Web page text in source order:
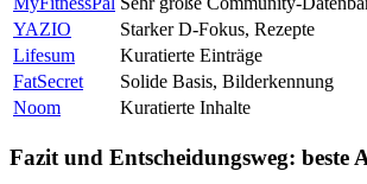
YAZIO
Starker D-Fokus, Rezepte
Lifesum
Kuratierte Einträge
FatSecret
Solide Basis, Bilderkennung
Noom
Kuratierte Inhalte
Fazit und Entscheidungsweg: beste